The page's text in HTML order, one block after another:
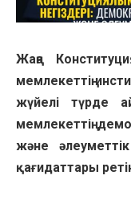
Жаңа
мемлекеттің
жүйелі түрде
мемлекеттің
және
қағидаттары